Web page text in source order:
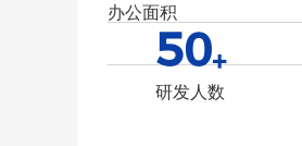
办公面积
50+
研发人数